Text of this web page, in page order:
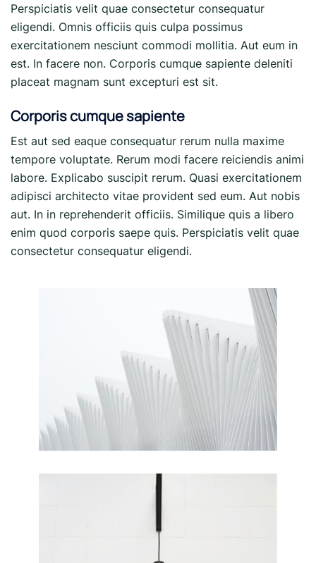
Perspiciatis velit quae consectetur consequatur
eligendi. Omnis officiis quis culpa possimus
exercitationem nesciunt commodi mollitia. Aut eum in
est. In facere non. Corporis cumque sapiente deleniti
placeat magnam sunt excepturi est sit.
Corporis cumque sapiente
Est aut sed eaque consequatur rerum nulla maxime
tempore voluptate. Rerum modi facere reiciendis animi
labore. Explicabo suscipit rerum. Quasi exercitationem
adipisci architecto vitae provident sed eum. Aut nobis
aut. In in reprehenderit officiis. Similique quis a libero
enim quod corporis saepe quis. Perspiciatis velit quae
consectetur consequatur eligendi.